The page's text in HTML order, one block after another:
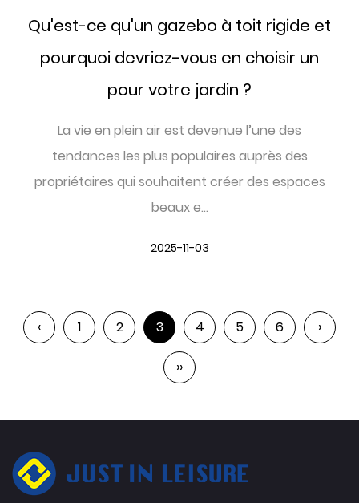
Qu'est-ce qu'un gazebo à toit rigide et
pourquoi devriez-vous en choisir un
pour votre jardin ?
La vie en plein air est devenue l’une des
tendances les plus populaires auprès des
propriétaires qui souhaitent créer des espaces
beaux e...
2025-11-03
‹ 1 2 3 4 5 6 ›
››